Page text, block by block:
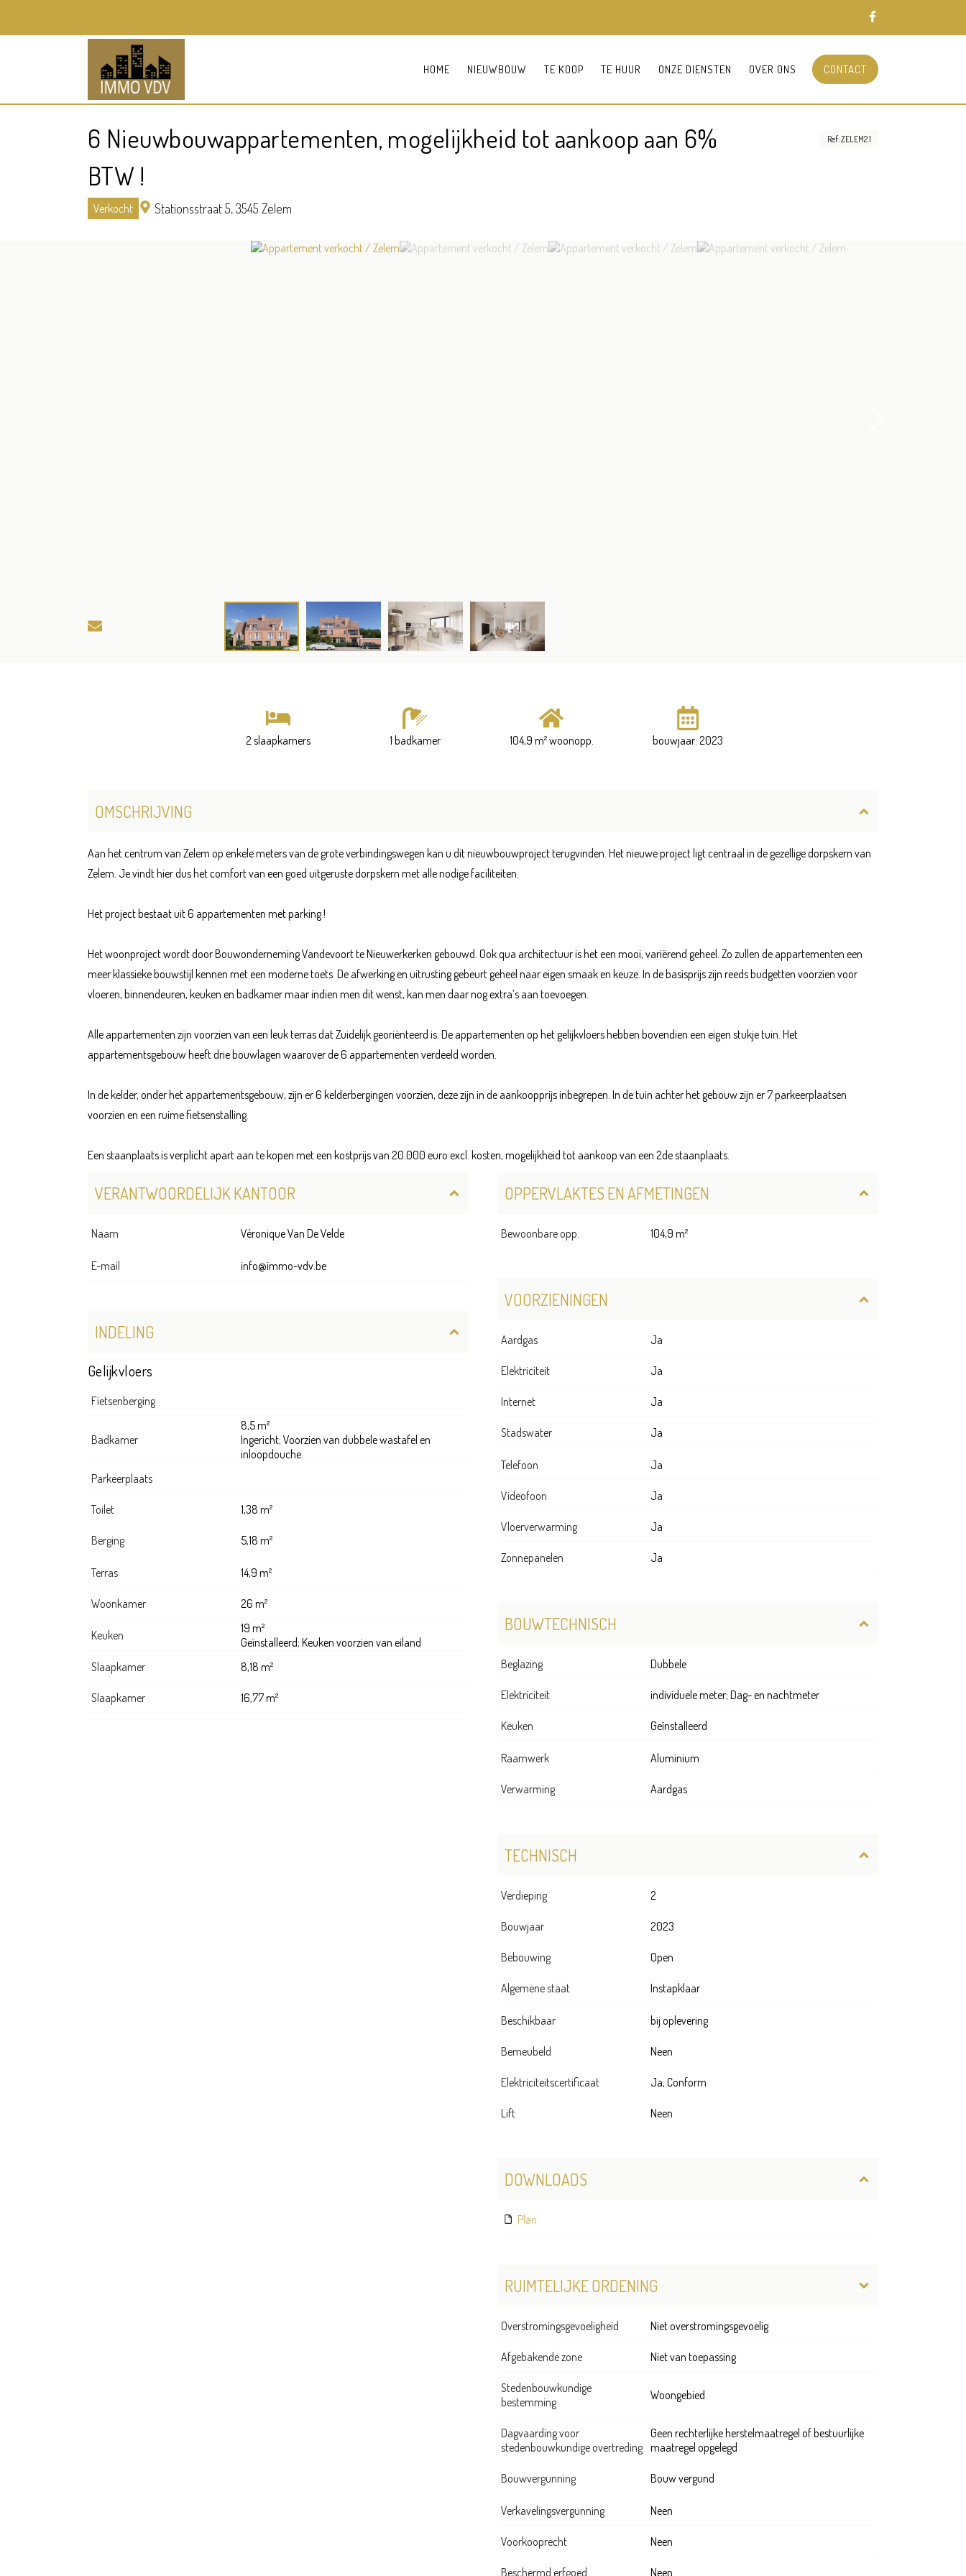
HOME NIEUWBOUW TE KOOP TE HUUR ONZE DIENSTEN OVER ONS CONTACT
6 Nieuwbouwappartementen, mogelijkheid tot aankoop aan 6%
BTW !
Verkocht Stationsstraat 5,3545 Zelem
Ref: ZELEM2.1
2 slaapkamers 1 badkamer 104,9 m² woonopp. bouwjaar: 2023
OMSCHRIJVING
Aan het centrum van Zelem op enkele meters van de grote verbindingswegen kan u dit nieuwbouwproject terugvinden. Het nieuwe project ligt centraal in de gezellige dorpskern van
Zelem. Je vindt hier dus het comfort van een goed uitgeruste dorpskern met alle nodige faciliteiten.
Het project bestaat uit 6 appartementen met parking !
Het woonproject wordt door Bouwonderneming Vandevoort te Nieuwerkerken gebouwd. Ook qua architectuur is het een mooi, variërend geheel. Zo zullen de appartementen een
meer klassieke bouwstijl kennen met een moderne toets. De afwerking en uitrusting gebeurt geheel naar eigen smaak en keuze. In de basisprijs zijn reeds budgetten voorzien voor
vloeren, binnendeuren, keuken en badkamer maar indien men dit wenst, kan men daar nog extra’s aan toevoegen.
Alle appartementen zijn voorzien van een leuk terras dat Zuidelijk georiënteerd is. De appartementen op het gelijkvloers hebben bovendien een eigen stukje tuin. Het
appartementsgebouw heeft drie bouwlagen waarover de 6 appartementen verdeeld worden.
In de kelder, onder het appartementsgebouw, zijn er 6 kelderbergingen voorzien, deze zijn in de aankoopprijs inbegrepen. In de tuin achter het gebouw zijn er 7 parkeerplaatsen
voorzien en een ruime fietsenstalling.
Een staanplaats is verplicht apart aan te kopen met een kostprijs van 20.000 euro excl. kosten, mogelijkheid tot aankoop van een 2de staanplaats.
VERANTWOORDELIJK KANTOOR
Naam Véronique Van De Velde
E-mail info@immo-vdv.be
INDELING
Gelijkvloers
Fietsenberging
Badkamer
8,5 m²
Ingericht; Voorzien van dubbele wastafel en
inloopdouche.
Parkeerplaats
Toilet 1,38 m²
Berging 5,18 m²
Terras 14,9 m²
Woonkamer 26 m²
Keuken
19 m²
Geïnstalleerd; Keuken voorzien van eiland
Slaapkamer
8,18 m²
Slaapkamer 16,77 m²
OPPERVLAKTES EN AFMETINGEN
Bewoonbare opp. 104,9 m²
VOORZIENINGEN
Aardgas Ja
Elektriciteit Ja
Internet Ja
Stadswater Ja
Telefoon Ja
Videofoon Ja
Vloerverwarming Ja
Zonnepanelen Ja
BOUWTECHNISCH
Beglazing Dubbele
Elektriciteit individuele meter; Dag- en nachtmeter
Keuken Geïnstalleerd
Raamwerk Aluminium
Verwarming Aardgas
TECHNISCH
Verdieping 2
Bouwjaar 2023
Bebouwing Open
Algemene staat Instapklaar
Beschikbaar bij oplevering
Bemeubeld Neen
Elektriciteitscertificaat Ja, Conform
Lift Neen
DOWNLOADS
Plan
RUIMTELIJKE ORDENING
Overstromingsgevoeligheid Niet overstromingsgevoelig
Afgebakende zone Niet van toepassing
Stedenbouwkundige
bestemming
Woongebied
Dagvaarding voor
stedenbouwkundige overtreding
Geen rechterlijke herstelmaatregel of bestuurlijke
maatregel opgelegd
Bouwvergunning Bouw vergund
Verkavelingsvergunning Neen
Voorkooprecht Neen
Beschermd erfgoed Neen